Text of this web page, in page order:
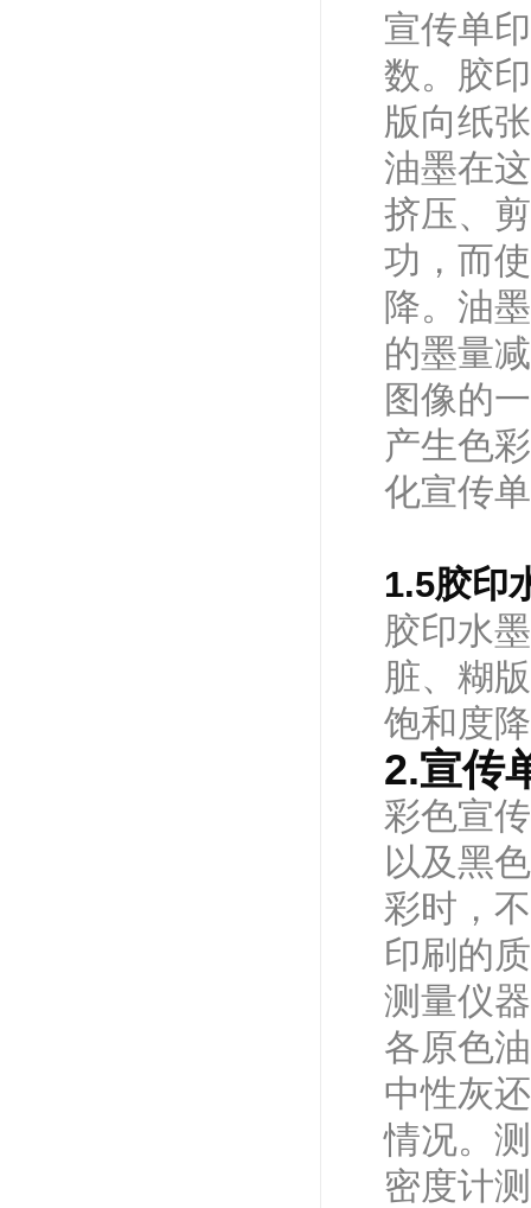
宣传单
数。胶
版向纸
油墨在
挤压、
功，而
降。油
的墨量
图像的
产生色
化宣传
1.5胶印
胶印水
脏、糊
饱和度
2.宣传
彩色宣
以及黑
彩时，
印刷的
测量仪
各原色
中性灰
情况。
密度计